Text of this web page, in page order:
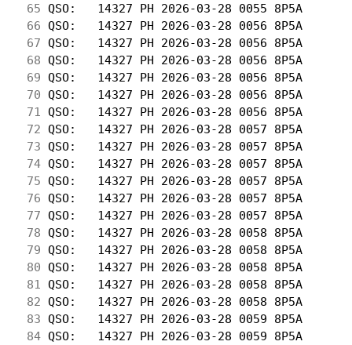
65 QSO:   14327 PH 2026-03-28 0055
66 QSO:   14327 PH 2026-03-28 0056
67 QSO:   14327 PH 2026-03-28 0056
68 QSO:   14327 PH 2026-03-28 0056
69 QSO:   14327 PH 2026-03-28 0056
70 QSO:   14327 PH 2026-03-28 0056
71
QSO:   14327 PH 2026-03-28 0056
72 QSO:   14327 PH 2026-03-28 0057
73 QSO:   14327 PH 2026-03-28 0057
74 QSO:   14327 PH 2026-03-28 0057
75 QSO:   14327 PH 2026-03-28 0057
76 QSO:   14327 PH 2026-03-28 0057
77 QSO:   14327 PH 2026-03-28 0057
78 QSO:   14327 PH 2026-03-28 0058
79 QSO:   14327 PH 2026-03-28 0058
80 QSO:   14327 PH 2026-03-28 0058
81
QSO:   14327 PH 2026-03-28 0058
82 QSO:   14327 PH 2026-03-28 0058
83 QSO:   14327 PH 2026-03-28 0059
84 QSO:   14327 PH 2026-03-28 0059